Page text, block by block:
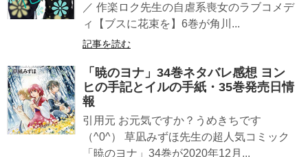
／ 作楽ロク先生の自虐系喪女のラブコメデ
ィ【ブスに花束を】6巻が角川...
記事を読む
「暁のヨナ」34巻ネタバレ感想 ヨン
ヒの手記とイルの手紙・35巻発売日情
報
引用元 お元気ですか？うめきちです
（^0^） 草凪みずほ先生の超人気コミック
「暁のヨナ」34巻が2020年12月...